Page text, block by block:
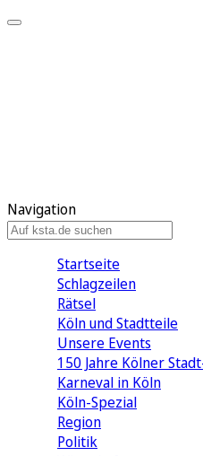
Navigation
Startseite
Schlagzeilen
Rätsel
Köln und Stadtteile
Unsere Events
150 Jahre Kölner
Karneval in Köln
Köln-Spezial
Region
Politik